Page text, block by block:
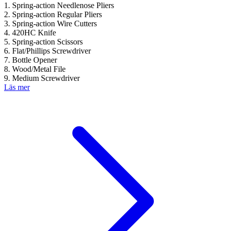
1. Spring-action Needlenose Pliers
2. Spring-action Regular Pliers
3. Spring-action Wire Cutters
4. 420HC Knife
5. Spring-action Scissors
6. Flat/Phillips Screwdriver
7. Bottle Opener
8. Wood/Metal File
9. Medium Screwdriver
Läs mer